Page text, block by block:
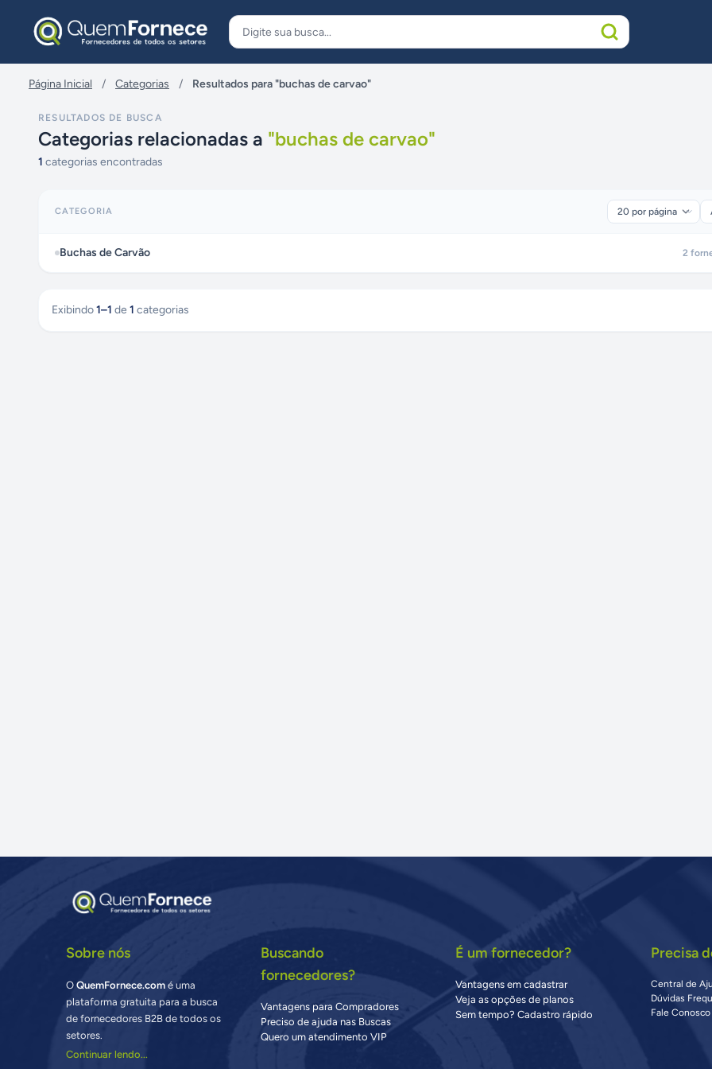
Página Inicial / Categorias / Resultados para "buchas de carvao"
RESULTADOS DE BUSCA
Categorias relacionadas a "buchas de carvao"
1 categorias encontradas
CATEGORIA
Buchas de Carvão 2
Exibindo1–1 de 1 categorias
Sobre nós
OQuemFornece.com é uma
plataforma gratuita para a busca
de fornecedores B2B de todos os
setores.
Continuar lendo...
Buscando
fornecedores?
Vantagens para Compradores
Preciso de ajuda nas Buscas
Quero um atendimento VIP
É um fornecedor?
Vantagens em cadastrar
Veja as opções de planos
Sem tempo? Cadastro rápido
Precisa
Central de
Dúvidas
Fale Conosco